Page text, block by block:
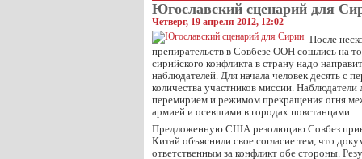
Югославский сценарий для
Четверг, 19 апреля 2012, 12:02
После
препирательств в Совбезе ООН сошлись на
сирийского конфликта в страну надо
наблюдателей. Для начала человек десять с
количества участников миссии. Наблюдатели
перемирием и режимом прекращения огня
армией и осевшими в городах повстанцами.
Предложенную США резолюцию Совбез
Китай объяснили свое согласие тем, что
ответственным за конфликт обе стороны.